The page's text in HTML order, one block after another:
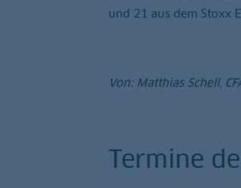
und 21 aus dem Stoxx
Von: Matthias Schell,
Termine